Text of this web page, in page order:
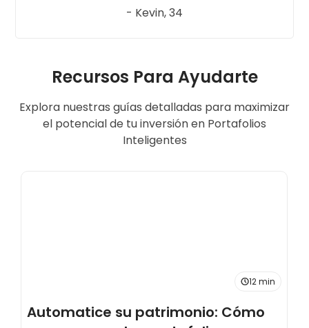
- Kevin, 34
Recursos Para Ayudarte
Explora nuestras guías detalladas para maximizar
el potencial de tu inversión en Portafolios
Inteligentes
12 min
Automatice su patrimonio: Cómo